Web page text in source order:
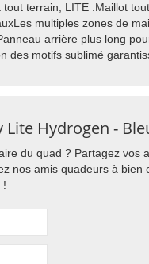
terrain, LITE :Maillot
multiples zones de
arrière plus long
des motifs sublimé
Hydrogen -
du quad ? Partagez vos
nos amis quadeurs à
!